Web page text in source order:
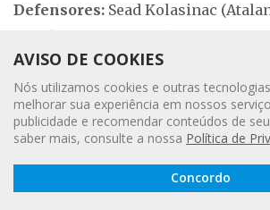
Defensores: Sead Kolasinac
(Schalke), Tarik Muharemovic
Radeljic (Rijeka), Dennis
e Nidal Celik (Lens)
Meio-campistas:Amir
Ivan Sunjic (Pafos), Ivan Basic
Burnic (Karlsruhe), Ermin Mahmic
AVISO DE COOKIES
Nós utilizamos cookies e outras
melhorar sua experiência em nossos
publicidade e recomendar conteúdos de
saber mais, consulte a nossa Política de
Concordo